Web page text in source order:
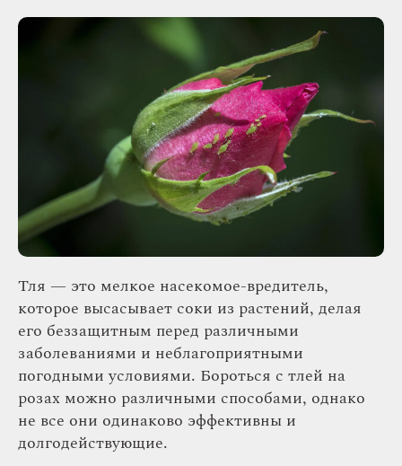
Тля — это мелкое насекомое-вредитель,
которое высасывает соки из растений, делая
его беззащитным перед различными
заболеваниями и неблагоприятными
погодными условиями. Бороться с тлей на
розах можно различными способами, однако
не все они одинаково эффективны и
долгодействующие.